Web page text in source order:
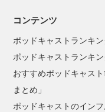
コンテンツ
ポッドキャストランキン
ポッドキャストランキ
おすすめポッドキャス
まとめ」
ポッドキャストのイン